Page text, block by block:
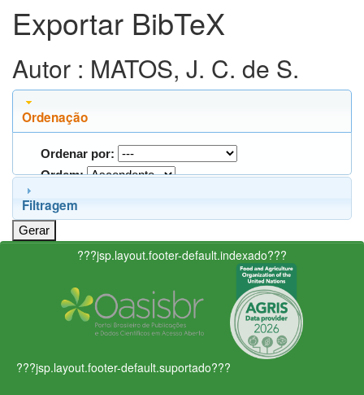
Exportar BibTeX
Autor : MATOS, J. C. de S.
Ordenação
Ordenar por:
Ordem:
Filtragem
???jsp.layout.footer-default.indexado???
???jsp.layout.footer-default.suportado???